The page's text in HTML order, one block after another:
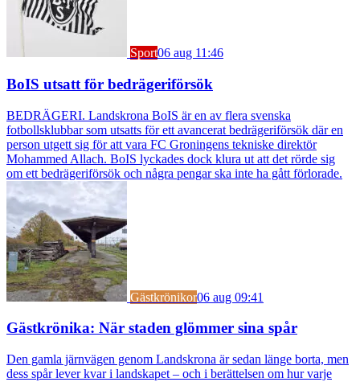
Sport06 aug 11:46
BoIS utsatt för bedrägeriförsök
BEDRÄGERI. Landskrona BoIS är en av flera svenska
fotbollsklubbar som utsatts för ett avancerat bedrägeriförsök där en
person utgett sig för att vara FC Groningens tekniske direktör
Mohammed Allach. BoIS lyckades dock klura ut att det rörde sig
om ett bedrägeriförsök och några pengar ska inte ha gått förlorade.
Gästkrönikor06 aug 09:41
Gästkrönika: När staden glömmer sina spår
Den gamla järnvägen genom Landskrona är sedan länge borta, men
dess spår lever kvar i landskapet – och i berättelsen om hur varje